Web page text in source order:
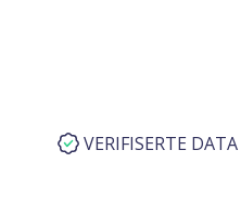
VERIFISERTE DATA